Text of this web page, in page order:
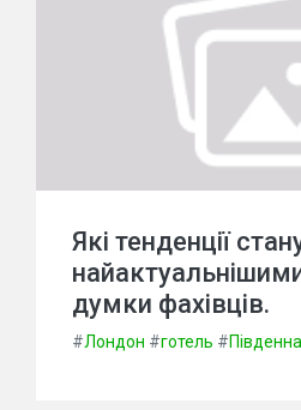
Які тенденції
думки фахівців.
#Лондон #готель #